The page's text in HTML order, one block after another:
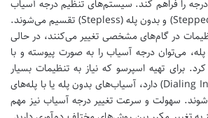
را فراهم کند. سیستم‌های تنظیم درجه آسیاب
به دو دسته کلی پله‌ای (Stepped) و بدون پله (Stepless) تقسیم می‌شوند.
در گام‌های مشخصی تغییر می‌کنند، در حالی
می‌توان درجه آسیاب را به صورت پیوسته و با
برای تهیه اسپرسو که نیاز به تنظیمات بسیار
دقیق برای “دایل کردن” (Dialing In) دارد، آسیاب‌های بدون پله یا با پله‌های
سهولت و سرعت تغییر درجه آسیاب نیز مهم